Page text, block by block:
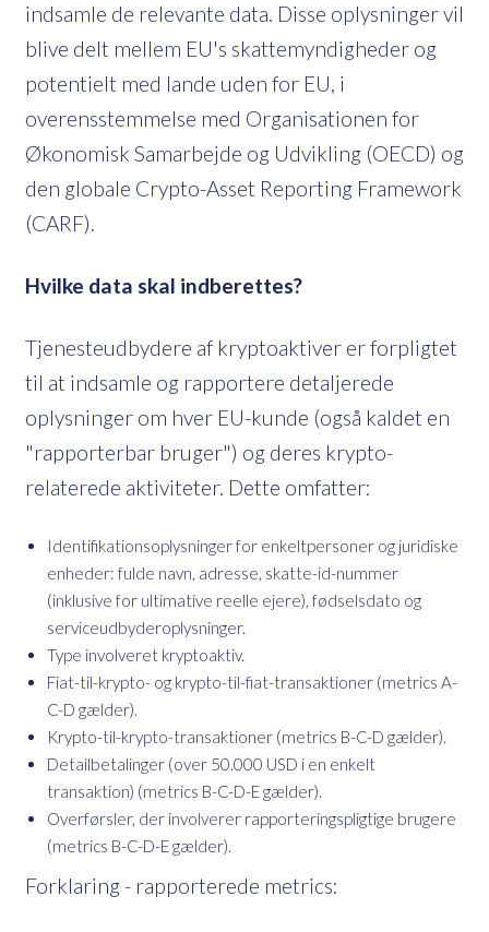
indsamle de relevante data. Disse oplysninger vil
blive delt mellem EU's skattemyndigheder og
potentielt med lande uden for EU, i
overensstemmelse med Organisationen for
Økonomisk Samarbejde og Udvikling (OECD) og
den globale Crypto-Asset Reporting Framework
(CARF).
Hvilke data skal indberettes?
Tjenesteudbydere af kryptoaktiver er forpligtet
til at indsamle og rapportere detaljerede
oplysninger om hver EU-kunde (også kaldet en
"rapporterbar bruger") og deres krypto-
relaterede aktiviteter. Dette omfatter:
Identifikationsoplysninger for enkeltpersoner og juridiske
enheder: fulde navn, adresse, skatte-id-nummer
(inklusive for ultimative reelle ejere), fødselsdato og
serviceudbyderoplysninger.
Type involveret kryptoaktiv.
Fiat-til-krypto- og krypto-til-fiat-transaktioner (metrics A-
C-D gælder).
Krypto-til-krypto-transaktioner (metrics B-C-D gælder).
Detailbetalinger (over 50.000 USD i en enkelt
transaktion) (metrics B-C-D-E gælder).
Overførsler, der involverer rapporteringspligtige brugere
(metrics B-C-D-E gælder).
Forklaring - rapporterede metrics: